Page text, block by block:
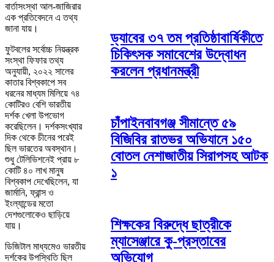
বার্তাসংস্থা আল-জাজিরার
এক প্রতিবেদনে এ তথ্য
জানা যায়।
ফুটবলের সর্বোচ্চ নিয়ন্ত্রক
সংস্থা ফিফার তথ্য
অনুযায়ী, ২০২২ সালের
কাতার বিশ্বকাপে সব
ধরনের মাধ্যম মিলিয়ে ৭৪
কোটিরও বেশি ভারতীয়
দর্শক খেলা উপভোগ
করেছিলেন। দর্শকসংখ্যার
দিক থেকে চীনের পরেই
ছিল ভারতের অবস্থান।
শুধু টেলিভিশনেই প্রায় ৮
কোটি ৪০ লাখ মানুষ
বিশ্বকাপ দেখেছিলেন, যা
জার্মানি, ফ্রান্স ও
ইংল্যান্ডের মতো
দেশগুলোকেও ছাড়িয়ে
যায়।
ডিজিটাল মাধ্যমেও ভারতীয়
দর্শকের উপস্থিতি ছিল
ড্যাবের ৩৭ তম প্রতিষ্ঠাবার্ষিকীতে
চিকিৎসক সমাবেশের উদ্বোধন
করলেন প্রধানমন্ত্রী
চাঁপাইনবাবগঞ্জ সীমান্তে ৫৯
বিজিবির রাতভর অভিযানে ১৫০
বোতল নেশাজাতীয় সিরাপসহ আটক
১
শিক্ষকের বিরুদ্ধে ছাত্রীকে
ম্যাসেঞ্জারে কু-প্রস্তাবের
অভিযোগ